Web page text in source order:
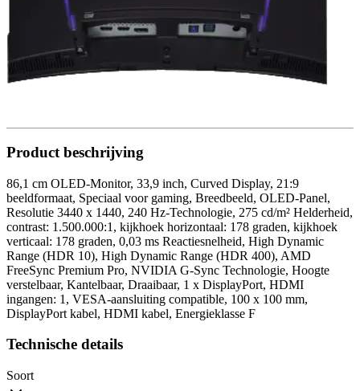
Product beschrijving
86,1 cm OLED-Monitor, 33,9 inch, Curved Display, 21:9
beeldformaat, Speciaal voor gaming, Breedbeeld, OLED-Panel,
Resolutie 3440 x 1440, 240 Hz-Technologie, 275 cd/m² Helderheid,
contrast: 1.500.000:1, kijkhoek horizontaal: 178 graden, kijkhoek
verticaal: 178 graden, 0,03 ms Reactiesnelheid, High Dynamic
Range (HDR 10), High Dynamic Range (HDR 400), AMD
FreeSync Premium Pro, NVIDIA G-Sync Technologie, Hoogte
verstelbaar, Kantelbaar, Draaibaar, 1 x DisplayPort, HDMI
ingangen: 1, VESA-aansluiting compatible, 100 x 100 mm,
DisplayPort kabel, HDMI kabel, Energieklasse F
Technische details
Soort